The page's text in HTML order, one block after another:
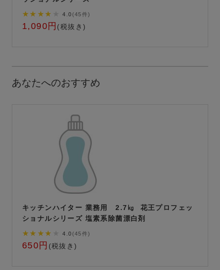
★★★★
4.0 (45件)
1,090円 (税抜き)
あなたへのおすすめ
キッチンハイター 業務用 2.7㎏ 花王プロフェッ
ショナルシリーズ 塩素系除菌漂白剤
★★★★
4.0 (45件)
650円 (税抜き)